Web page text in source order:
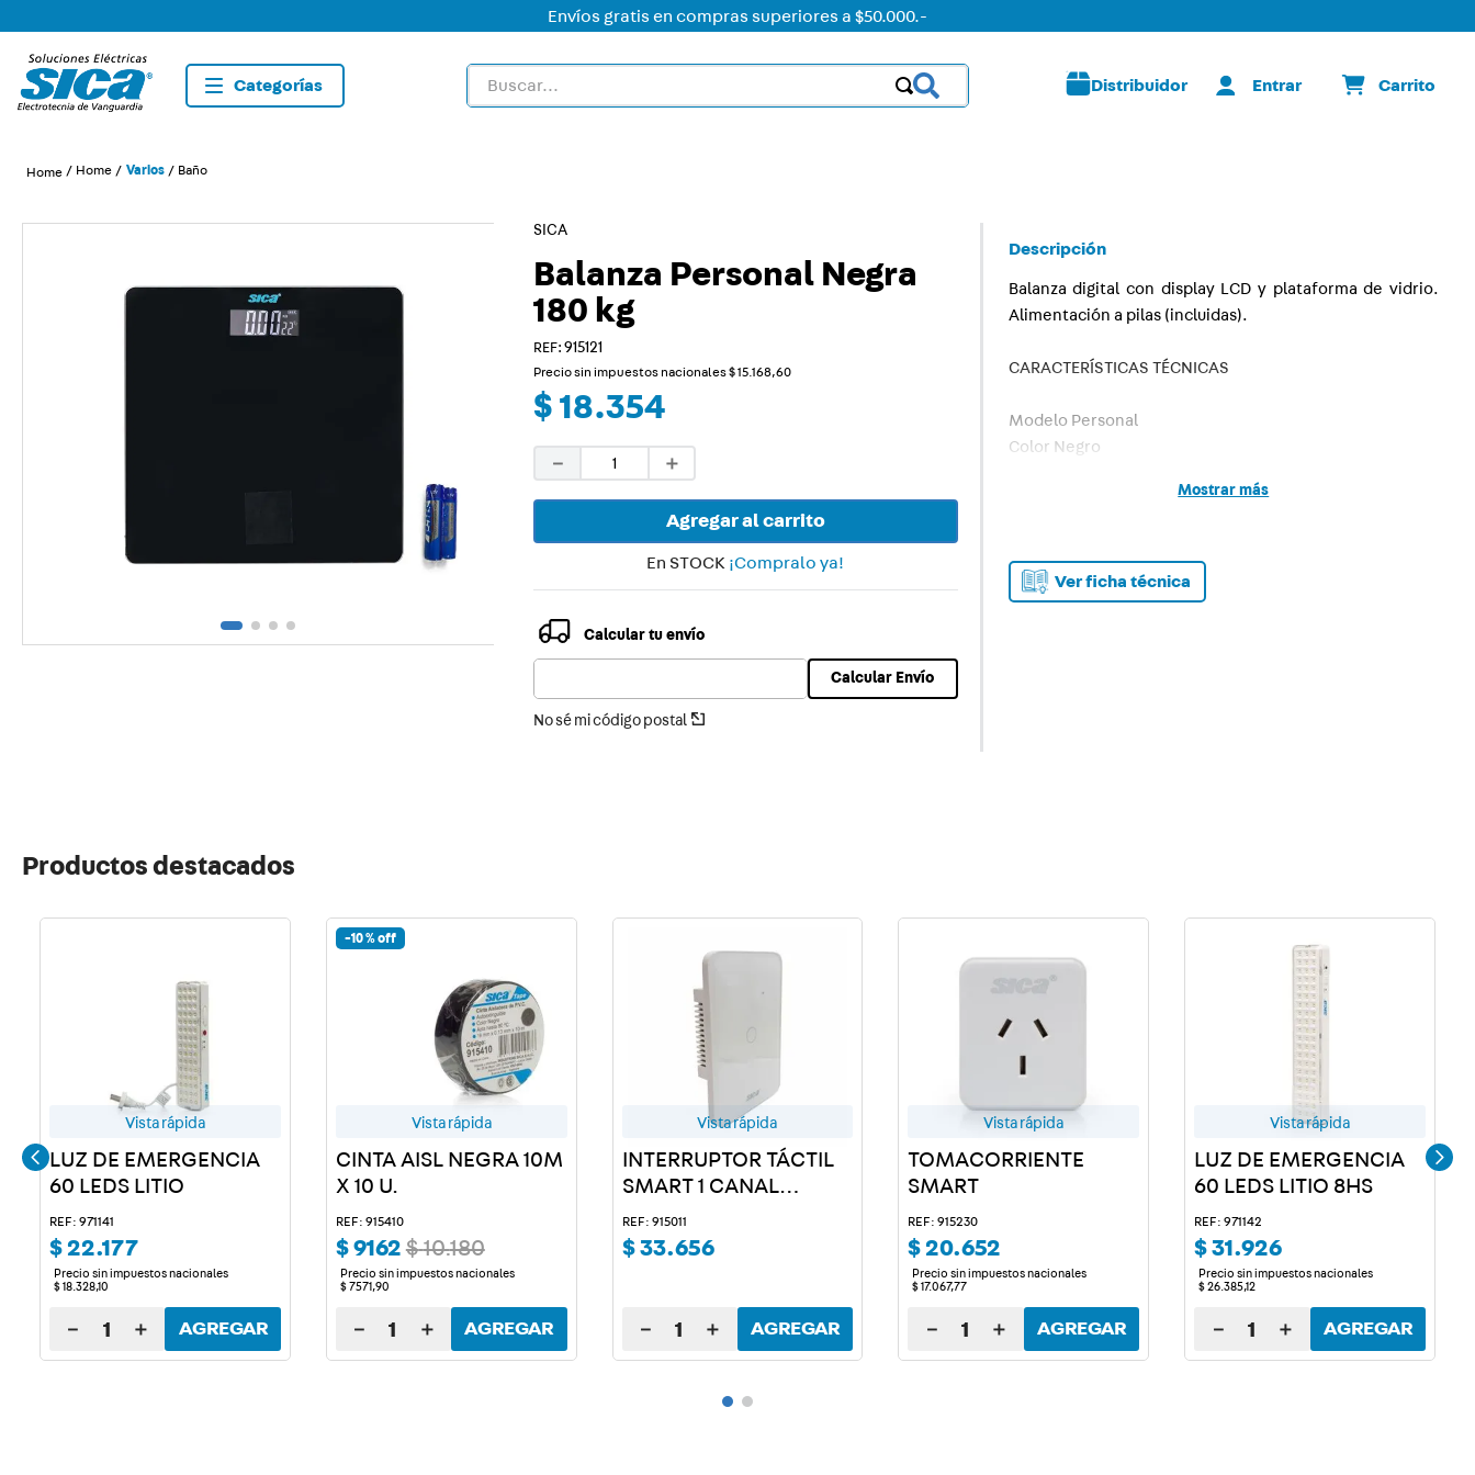
Envíos gratis en compras superiores a $50.000.-
Buscar...
Distribuidor
Home Varios Baño
SICA
Balanza Personal Negra
180 kg
: 915121
Precio sin impuestos nacionales$15. 168,60
$ 18.354
＋
－
Agregar al carrito
En STOCK ¡Compralo ya!
Calcular tu envío
No sé mi código postal
Calcular Envío
Descripción
Balanza digital con display LCD y plataforma de vidrio.
Alimentación a pilas (incluidas).
CARACTERÍSTICAS TÉCNICAS
Modelo Personal
Color Negro
Espesor plataforma (mm) 5
Alimentación Pilas 2xAAA (incluidas)
Display LCD
Mostrar más
Ver ficha técnica
Productos destacados
Vista rápida
LUZ DE EMERGENCIA
60 LEDS LITIO
REF: 971141
$22.177
Precio sin impuestos nacionales
$18. 328,10
＋
－ AGREGAR
-10 %
Vista rápida
CINTA AISL NEGRA 10M
X 10 U.
REF: 915410
$9162 $10.180
Precio sin impuestos nacionales
$ 7571,90
＋
－ AGREGAR
Vista rápida
INTERRUPTOR TÁCTIL
SMART 1 CANAL
BLANCO
REF: 915011
$33.656
＋
－ AGREGAR
Vista rápida
TOMACORRIENTE
SMART
REF: 915230
$20.652
Precio sin impuestos nacionales
$ 17.067,77
＋
－ AGREGAR
Vista rápida
LUZ DE EMERGENCIA
60 LEDS LITIO 8HS
REF: 971142
$31.926
Precio sin impuestos nacionales
$26 .385,12
＋
－ AGREGAR
10.